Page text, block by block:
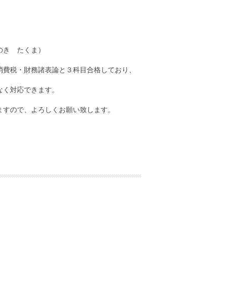
き たくま）
税・財務諸表論と３科目合格しており、
対応できます。
ので、よろしくお願い致します。